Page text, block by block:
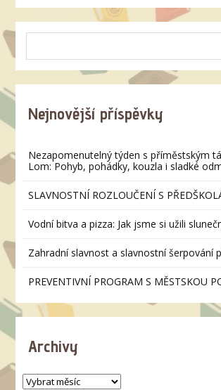
Nejnovější příspěvky
Nezapomenutelný týden s příměstským
Lom: Pohyb, pohádky, kouzla i sladké
SLAVNOSTNÍ ROZLOUČENÍ S
Vodní bitva a pizza: Jak jsme si užili
Zahradní slavnost a slavnostní šerpování
PREVENTIVNÍ PROGRAM S MĚSTSKOU
Archivy